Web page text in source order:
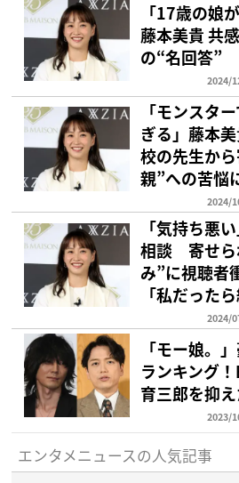
「17歳の娘
藤本美貴 共
の“名回答”
2024/
「モンスタ
ぎる」藤本
校の先生か
親”への苦悩
2024/
「気持ち悪
相談 寄せら
み”に視聴者
「私だった
2024/
「モー娘。
ランキング
育三郎を抑
2023/
エンタメニュースの人気記事